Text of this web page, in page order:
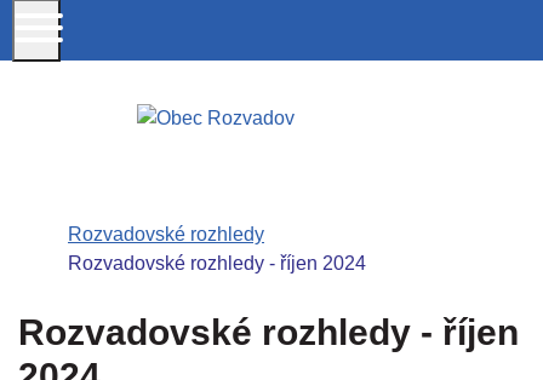
Úvodní stránka
Rozvadovské rozhledy
Rozvadovské rozhledy - říjen 2024
Rozvadovské rozhledy - říjen